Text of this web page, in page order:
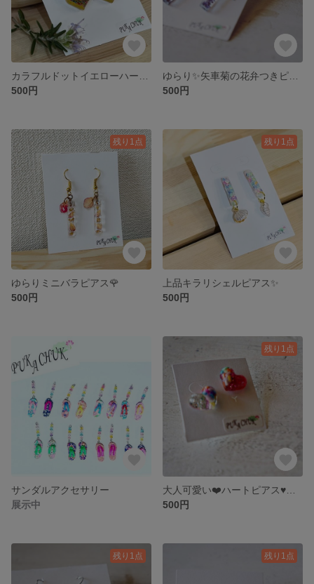
500円
500円
残り1点
ゆらりミニバラピアス🌹
500円
残り1点
上品キラリシェルピアス✨
500円
サンダルアクセサリー
展示中
残り1点
500円
残り1点 残り1点